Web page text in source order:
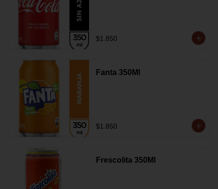
$1.850
Fanta 350Ml
$1.850
Frescolita 350Ml